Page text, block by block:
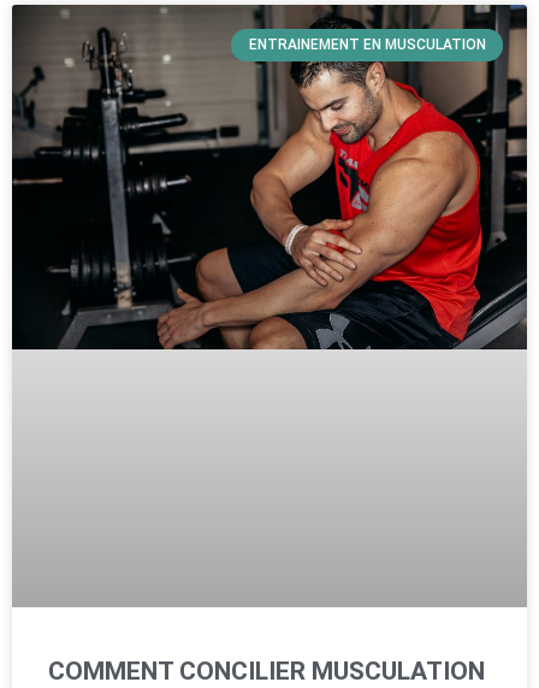
ENTRAINEMENT EN MUSCULATION
COMMENT CONCILIER MUSCULATION